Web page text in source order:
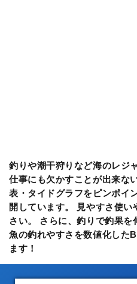
釣りや潮干狩りなど海のレジ
仕事にも欠かすことが出来な
表・タイドグラフをピンポイ
開しています。 見やすさ使
さい。 さらに、釣りで釣果
魚の釣れやすさを数値化した
ます！